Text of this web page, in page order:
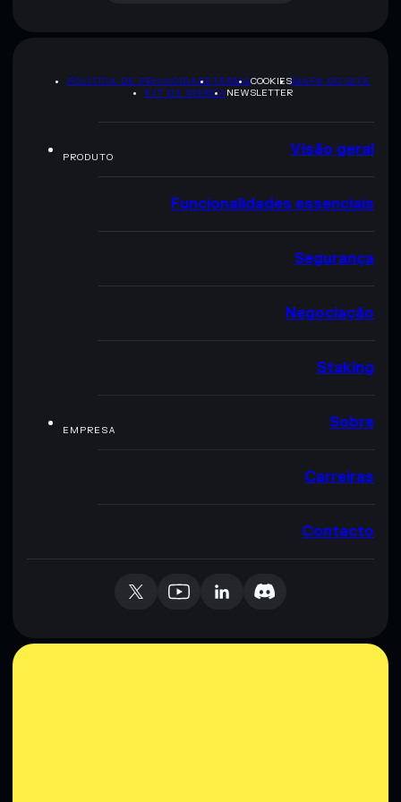
POLÍTICA DE PRIVACIDADETERMSCOOKIESMAPA DO SITE
KIT DA MARCA NEWSLETTER
PRODUTO Visão geral
Funcionalidades essenciais
Segurança
Negociação
Staking
EMPRESA Sobre
Carreiras
Contacto